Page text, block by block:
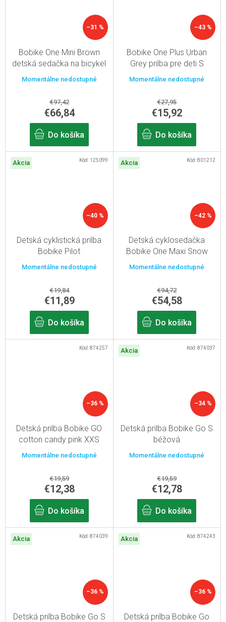
–31 %
Bobike One Mini Brown
detská sedačka na bicykel
Momentálne nedostupné
€97,42
€66,84
Do košíka
–43 %
Bobike One Plus Urban
Grey prilba pre deti S
Momentálne nedostupné
€27,95
€15,92
Do košíka
Akcia
–40 %
Detská cyklistická prilba
Bobike Pilot
Momentálne nedostupné
€19,84
€11,89
Do košíka
Kód: 125099 Akcia
–42 %
Detská cyklosedačka
Bobike One Maxi Snow
White
Momentálne nedostupné
€94,72
€54,58
Do košíka
Kód:801212
–36 %
Detská prilba Bobike GO
cotton candy pink XXS
Momentálne nedostupné
€19,59
€12,38
Do košíka
Kód:874257 Akcia
–34 %
Detská prilba Bobike Go S
béžová
Momentálne nedostupné
€19,59
€12,78
Do košíka
Kód:874037
Akcia
–36 %
Detská prilba Bobike Go S
Kód:874039 Akcia
–36 %
Detská prilba Bobike Go
Kód:874243